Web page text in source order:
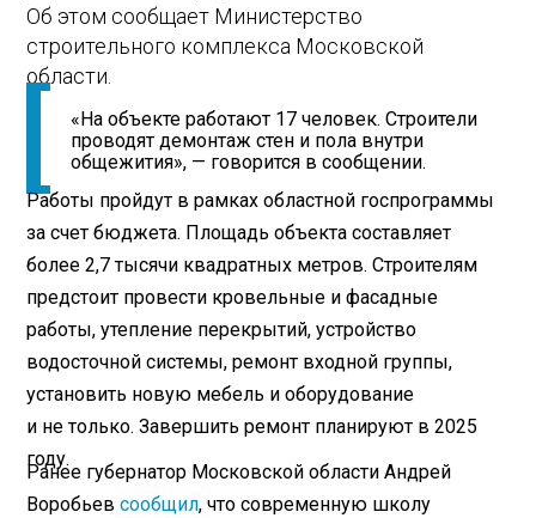
Об этом сообщает Министерство
строительного комплекса Московской
области.
«На объекте работают 17 человек. Строители
проводят демонтаж стен и пола внутри
общежития», — говорится в сообщении.
Работы пройдут в рамках областной госпрограммы
за счет бюджета. Площадь объекта составляет
более 2,7 тысячи квадратных метров. Строителям
предстоит провести кровельные и фасадные
работы, утепление перекрытий, устройство
водосточной системы, ремонт входной группы,
установить новую мебель и оборудование
и не только. Завершить ремонт планируют в 2025
году.
Ранее губернатор Московской области Андрей
Воробьевсообщил, что современную школу